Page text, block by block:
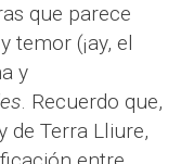
que parece
temor (¡ay, el
y
. Recuerdo que,
de Terra Lliure,